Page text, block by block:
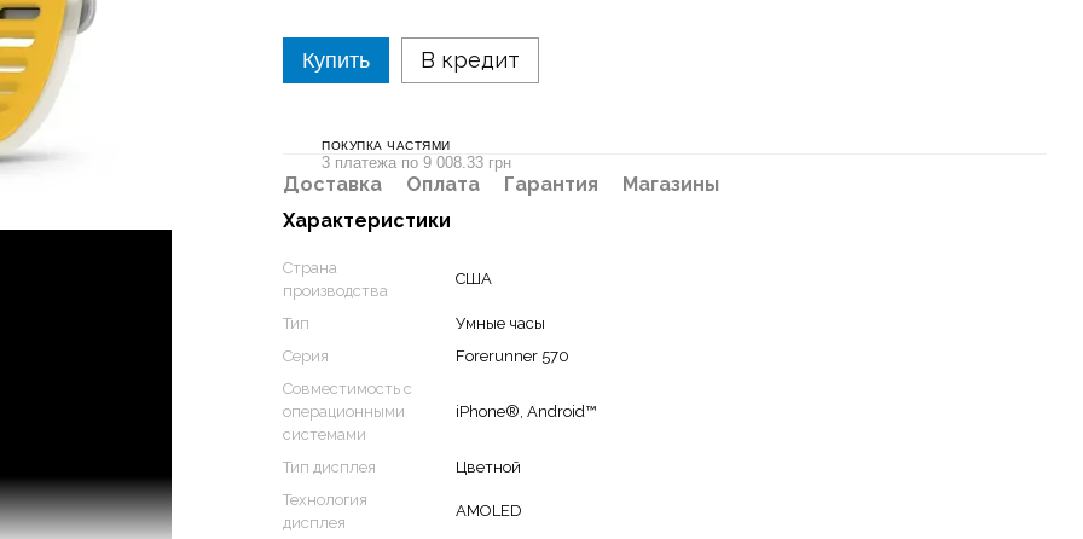
Купить В кредит
ПОКУПКА ЧАСТЯМИ
3 платежа по 9 008.33 грн
Доставка Оплата Гарантия
Магазины
Характеристики
Страна
производства
США
Тип
Умные часы
Серия
Forerunner 570
Совместимость с
операционными
системами
iPhone®, Android™
Тип дисплея
Цветной
Технология
дисплея
AMOLED